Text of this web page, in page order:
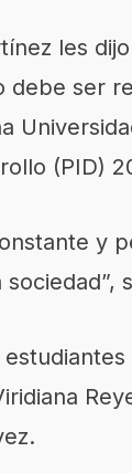
les
debe ser
(PID)
y